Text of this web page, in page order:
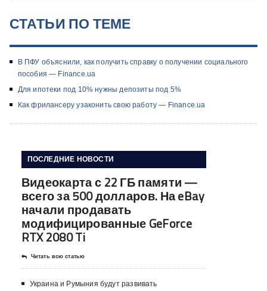
СТАТЬИ ПО ТЕМЕ
В ПФУ объяснили, как получить справку о получении социального
пособия — Finance.ua
Для ипотеки под 10% нужны депозиты под 5%
Как фрилансеру узаконить свою работу — Finance.ua
ПОСЛЕДНИЕ НОВОСТИ
Видеокарта с 22 ГБ памяти —
всего за 500 долларов. На eBay
начали продавать
модифицированные GeForce
RTX 2080 Ti
Читать всю статью
Украина и Румыния будут развивать